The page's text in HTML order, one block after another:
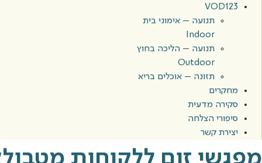
VOD123
תנועה – אימוני בית
Indoor
תנועה – הליכה בחוץ
Outdoor
תזונה – אוכלים בריא
מחקרים
סקירה מדעית
סיפורי הצלחה
יצירת קשר